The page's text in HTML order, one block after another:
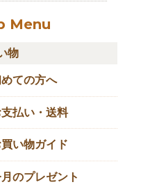
Menu
物
ての方へ
支払い・送料
い物ガイド
のプレゼント